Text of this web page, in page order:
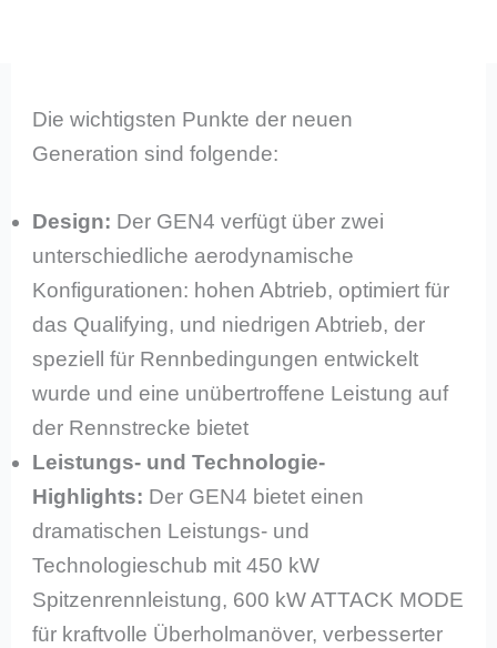
Die wichtigsten Punkte der neuen
Generation sind folgende:
Design: Der GEN4 verfügt über zwei
unterschiedliche aerodynamische
Konfigurationen: hohen Abtrieb, optimiert für
das Qualifying, und niedrigen Abtrieb, der
speziell für Rennbedingungen entwickelt
wurde und eine unübertroffene Leistung auf
der Rennstrecke bietet
Leistungs- und Technologie-
Highlights: Der GEN4 bietet einen
dramatischen Leistungs- und
Technologieschub mit 450 kW
Spitzenrennleistung, 600 kW ATTACK MODE
für kraftvolle Überholmanöver, verbesserter